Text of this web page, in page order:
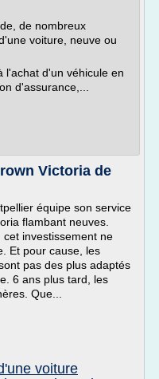
de nombreux
voiture, neuve ou
l'achat d'un véhicule en
d'assurance,...
Victoria de
équipe son service
flambant neuves.
investissement ne
Et pour cause, les
pas des plus adaptés
6 ans plus tard, les
Que...
voiture